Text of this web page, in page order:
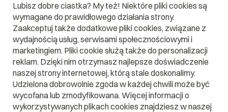
>
Lubisz dobre ciastka? My też! Niektóre pliki cookies są
wymagane do prawidłowego działania strony.
Zaakceptuj także dodatkowe pliki cookies, związane z
wydajnością usług, serwisami społecznościowymi i
marketingiem. Pliki cookie służą także do personalizacji
reklam. Dzięki nim otrzymasz najlepsze doświadczenie
naszej strony internetowej, którą stale doskonalimy.
Udzielona dobrowolnie zgoda w każdej chwili może być
wycofana lub zmodyfikowana. Więcej informacji o
wykorzystywanych plikach cookies znajdziesz w naszej